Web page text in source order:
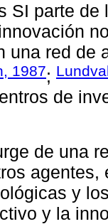
SI parte
una red de
1987;
de
de una
y
y la